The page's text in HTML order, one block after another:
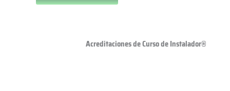
Acreditaciones de Curso de Instalador®